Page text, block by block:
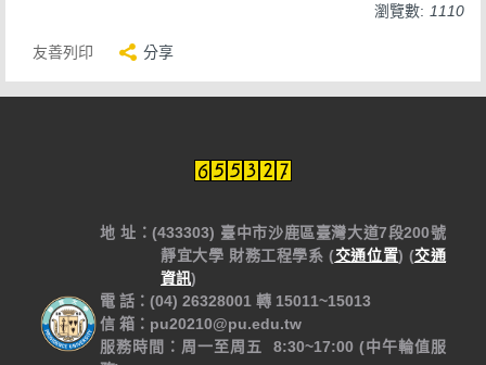
瀏覽數: 1110
友善列印 分享
地 址：(433303) 臺中市沙鹿區臺灣大道7段200號
靜宜大學 財務工程學系 (交通位置) (交通
資訊)
電 話：(04) 26328001 轉 15011~15013
信 箱：pu20210@pu.edu.tw
服務時間：周一至周五 8:30~17:00 (中午輪值服